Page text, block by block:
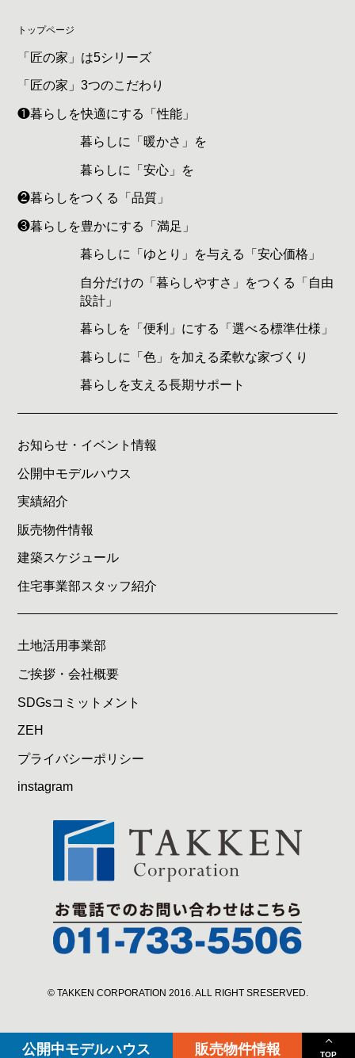
公開中モデルハウス 販売物件情報 TOP
トップページ
「匠の家」は5シリーズ
「匠の家」3つのこだわり
❶暮らしを快適にする「性能」
暮らしに「暖かさ」を
暮らしに「安心」を
❷暮らしをつくる「品質」
❸暮らしを豊かにする「満足」
暮らしに「ゆとり」を与える「安心価格」
自分だけの「暮らしやすさ」をつくる「自由
設計」
暮らしを「便利」にする「選べる標準仕様」
暮らしに「色」を加える柔軟な家づくり
暮らしを支える長期サポート
お知らせ・イベント情報
公開中モデルハウス
実績紹介
販売物件情報
建築スケジュール
住宅事業部スタッフ紹介
土地活用事業部
ご挨拶・会社概要
SDGsコミットメント
ZEH
プライバシーポリシー
instagram
© TAKKEN CORPORATION 2016. ALL RIGHT SRESERVED.